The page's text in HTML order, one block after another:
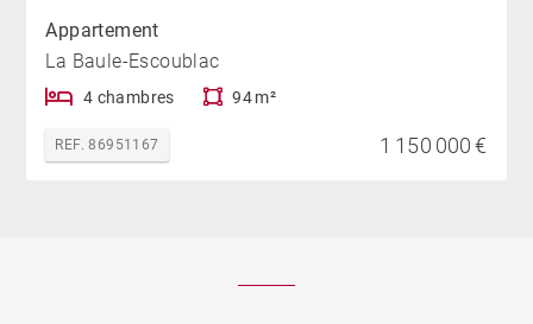
Appartement
La Baule-Escoublac
4 chambres 94 m²
REF. 86951167 1 150 000 €